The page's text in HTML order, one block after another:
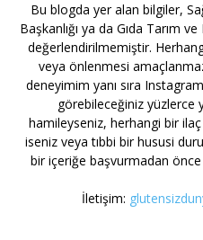
Bu blogda yer alan bilgiler,
Başkanlığı ya da Gıda Tarım
değerlendirilmemiştir.
veya önlenmesi
deneyimim yanı sıra
görebileceğiniz yüzlerce
hamileyseniz, herhangi bir
iseniz veya tıbbi bir hususi
bir içeriğe başvurmadan önce
İletişim: